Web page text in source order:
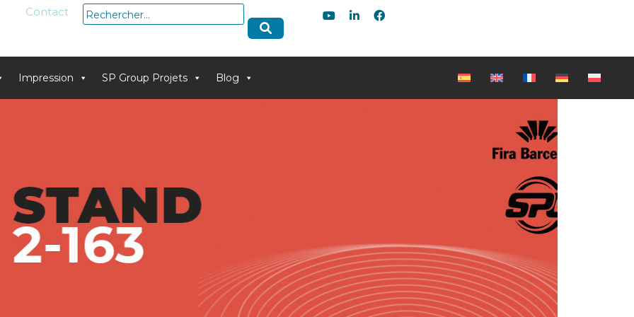
Contact Rechercher :
Impression SP Group Projets Blog